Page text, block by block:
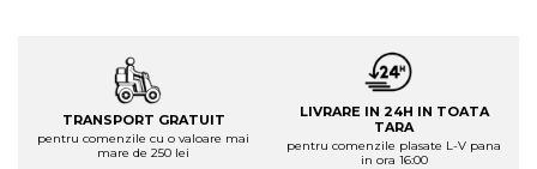
TRANSPORT GRATUIT
pentru comenzile cu o valoare mai
mare de 250 lei
LIVRARE IN 24H IN TOATA
TARA
pentru comenzile plasate L-V pana
in ora 16:00